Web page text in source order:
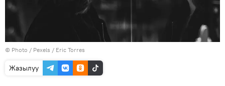
© Photo / Pexels / Eric Torres
Жазылуу